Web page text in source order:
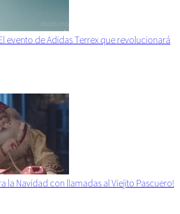
evento de Adidas Terrex que revolucionará
la Navidad con llamadas al Viejito Pascuero!